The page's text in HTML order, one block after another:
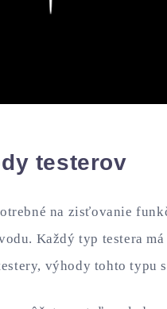
testerov
na zisťovanie
Každý typ testera má
výhody tohto typu